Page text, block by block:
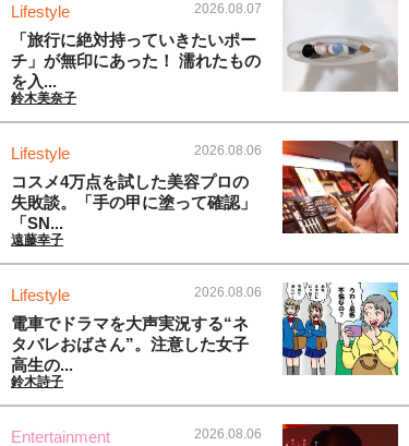
Lifestyle 2026.08.07
「旅行に絶対持っていきたいポー
チ」が無印にあった！ 濡れたもの
を入...
鈴木美奈子
Lifestyle 2026.08.06
コスメ4万点を試した美容プロの
失敗談。「手の甲に塗って確認」
「SN...
遠藤幸子
Lifestyle 2026.08.06
電車でドラマを大声実況する“ネ
タバレおばさん”。注意した女子
高生の...
鈴木詩子
Entertainment 2026.08.06